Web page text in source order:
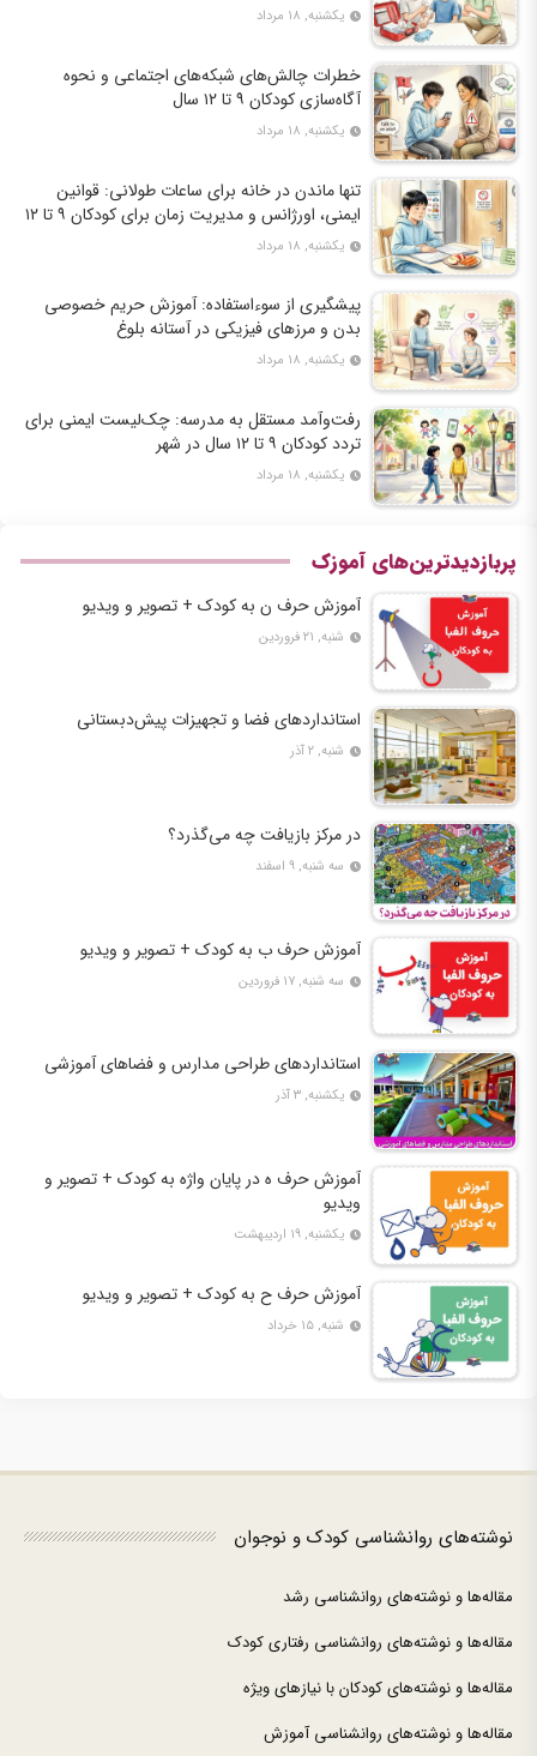
یکشنبه, ۱۸ مرداد
خطرات چالش‌های شبکه‌های اجتماعی و نحوه
آگاه‌سازی کودکان ۹ تا ۱۲ سال
یکشنبه, ۱۸ مرداد
تنها ماندن در خانه برای ساعات طولانی: قوانین
ایمنی، اورژانس و مدیریت زمان برای کودکان ۹ تا ۱۲
سالیکشنبه, ۱۸ مرداد
پیشگیری از سوءاستفاده: آموزش حریم خصوصی
بدن و مرزهای فیزیکی در آستانه بلوغ
یکشنبه, ۱۸ مرداد
رفت‌وآمد مستقل به مدرسه: چک‌لیست ایمنی برای
تردد کودکان ۹ تا ۱۲ سال در شهر
یکشنبه, ۱۸ مرداد
پربازدیدترین‌های آموزک
آموزش حرف ن به کودک + تصویر و ویدیو
شنبه, ۲۱ فروردین
استانداردهای فضا و تجهیزات پیش‌دبستانی
شنبه, ۲ آذر
در مرکز بازیافت چه می‌گذرد؟
سه شنبه, ۹ اسفند
آموزش حرف ب به کودک + تصویر و ویدیو
سه شنبه, ۱۷ فروردین
استانداردهای طراحی مدارس و فضاهای آموزشی
یکشنبه, ۳ آذر
آموزش حرف ه در پایان واژه به کودک + تصویر و
ویدیو
یکشنبه, ۱۹ اردیبهشت
آموزش حرف ح به کودک + تصویر و ویدیو
شنبه, ۱۵ خرداد
نوشته‌های روانشناسی کودک و نوجوان
مقاله‌ها و نوشته‌های روانشناسی رشد
مقاله‌ها و نوشته‌های روانشناسی رفتاری کودک
مقاله‌ها و نوشته‌های کودکان با نیازهای ویژه
مقاله‌ها و نوشته‌های روانشناسی آموزش